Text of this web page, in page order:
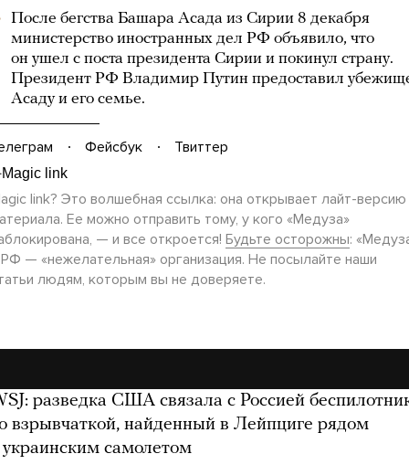
После бегства Башара Асада из Сирии 8 декабря
министерство иностранных дел РФ объявило, что
он ушел с поста президента Сирии и покинул страну.
Президент РФ Владимир Путин предоставил
Асаду и его семье.
Фейсбук Твиттер
link? Это волшебная ссылка: она открывает лайт-версию
Ее можно отправить тому, у кого «Медуза»
— и все откроется! Будьте осторожны:
— «нежелательная» организация. Не посылайте наши
людям, которым вы не доверяете.
разведка США связала с Россией
взрывчаткой, найденный в Лейпциге рядом
украинским самолетом